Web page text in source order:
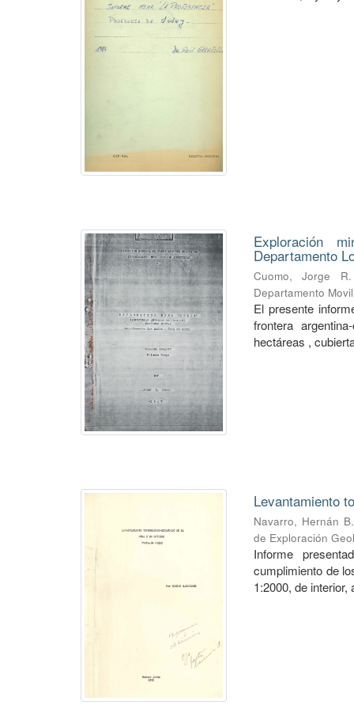
Exploración
Departamento
Cuomo, Jorge R.
Departamento
El presente
frontera
hectáreas ,
Levantamiento
Navarro, Hernán B.
de Exploración
Informe
cumplimiento de
1:2000, de